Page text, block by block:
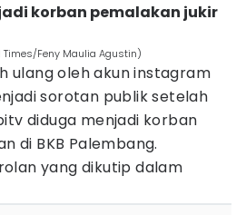
korban pemalakan jukir
Times/Feny Maulia Agustin)
ulang oleh akun instagram
sorotan publik setelah
diduga menjadi korban
di BKB Palembang.
yang dikutip dalam